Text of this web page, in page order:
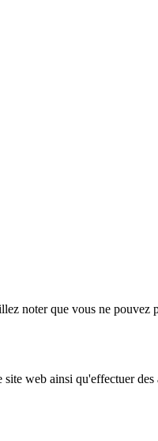
noter que vous ne pouvez
web ainsi qu'effectuer